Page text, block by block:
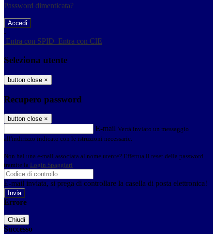
Password dimenticata?
-
Entra con SPID Entra con CIE
Seleziona utente
button close ×
Recupero password
button close ×
E-mail Verrà inviato un messaggio
all'indirizzo indicato con le istruzioni necessarie.
Non hai una e-mail associata al nome utente? Effettua il reset della password
tramite la Login Spaggiari
E-mail inviata, si prega di controllare la casella di posta elettronica!
Errore
Chiudi
Successo